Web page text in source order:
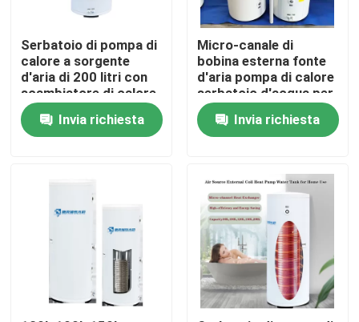
Su di noi
Visita alla fabbrica
Controllo della qualità
Notizie
Serbatoio di pompa di
calore a sorgente
d'aria di 200 litri con
scambiatore di calore
a bobina interna in
acciaio inossidabile da
316 litri
Invia richiesta
Micro-canale di
bobina esterna fonte
d'aria pompa di calore
serbatoio d'acqua per
il riscaldamento e
l'approvvigionamento
di acqua calda
Invia richiesta